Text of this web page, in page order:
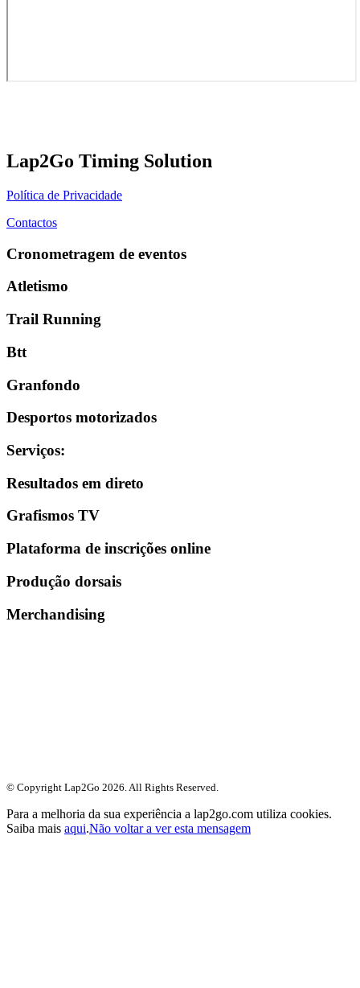
Lap2Go Timing Solution
Política de Privacidade
Contactos
Cronometragem de eventos
Atletismo
Trail Running
Btt
Granfondo
Desportos motorizados
Serviços:
Resultados em direto
Grafismos TV
Plataforma de inscrições online
Produção dorsais
Merchandising
© Copyright Lap2Go 2026. All Rights Reserved.
Para a melhoria da sua experiência a lap2go.com utiliza cookies.
Saiba mais aqui.Não voltar a ver esta mensagem